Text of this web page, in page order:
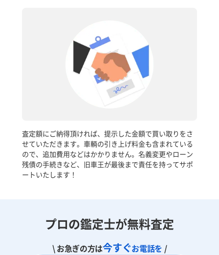
査定額にご納得頂ければ、提示した金額で買い取りをさ
せていただきます。車輌の引き上げ料金も含まれている
ので、追加費用などはかかりません。名義変更やローン
残債の手続きなど、旧車王が最後まで責任を持ってサポ
ートいたします！
プロの鑑定士が無料査定
\ お急ぎの方は今すぐお電話を /